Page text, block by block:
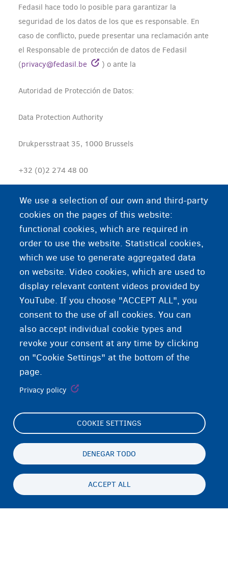
Fedasil hace todo lo posible para garantizar la
seguridad de los datos de los que es responsable. En
caso de conflicto, puede presentar una reclamación ante
el Responsable de protección de datos de Fedasil
(privacy@fedasil.be ) o ante la
Autoridad de Protección de Datos:
Data Protection Authority
Drukpersstraat 35, 1000 Brussels
+32 (0)2 274 48 00
contact@apd-gba.be
Actualizaciones de esta declaración de privacidad
Fedasil puede modificar esta declaración de privacidad
cada cierto tiempo. La versión más reciente siempre
está disponible enwww.fedasilinfo.be .
We use a selection of our own and third-party
cookies on the pages of this website:
functional cookies, which are required in
order to use the website. Statistical cookies,
which we use to generate aggregated data
on website. Video cookies, which are used to
display relevant content videos provided by
YouTube. If you choose "ACCEPT ALL", you
consent to the use of all cookies. You can
also accept individual cookie types and
revoke your consent at any time by clicking
on "Cookie Settings" at the bottom of the
page.
Privacy policy
COOKIE SETTINGS
DENEGAR TODO
ACCEPT ALL
Footer
(menu)
Cookie Settings
Privacidad y descargo de responsabilidad
ES
Persistent
menu